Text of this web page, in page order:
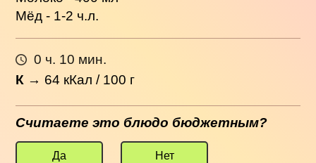
Мёд - 1-2 ч.л.
0 ч. 10 мин.
К → 64 кКал / 100 г
Считаете это блюдо бюджетным?
Да Нет